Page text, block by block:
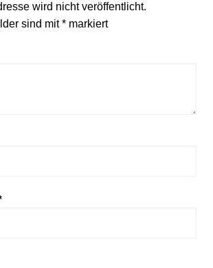
wird nicht veröffentlicht.
sind mit*markiert